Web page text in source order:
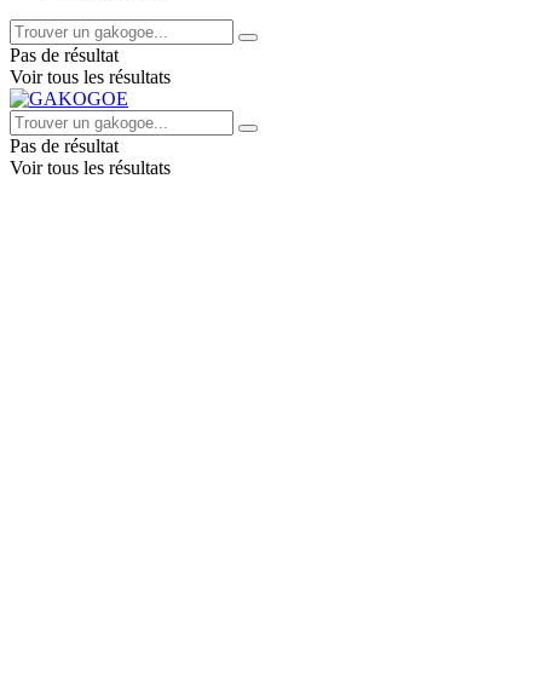
Pas de résultat
Voir tous les résultats
Pas de résultat
Voir tous les résultats